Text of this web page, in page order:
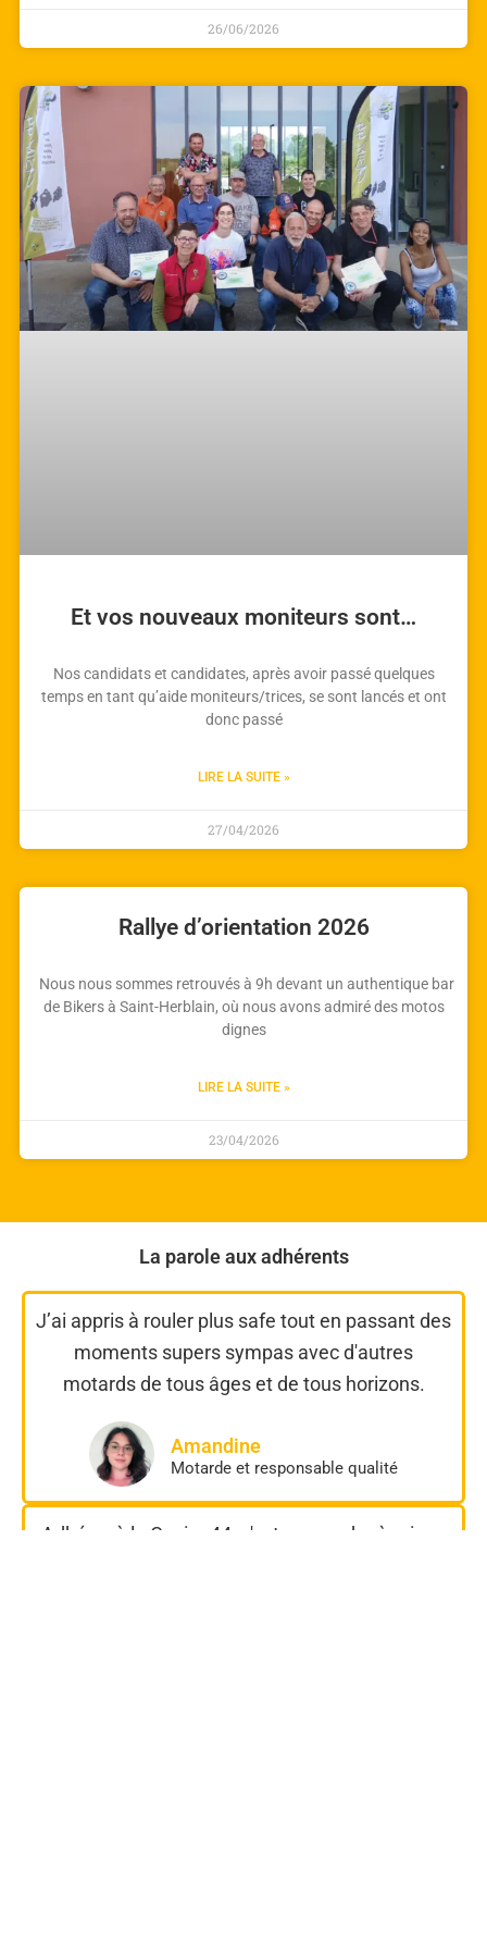
26/06/2026
Et vos nouveaux moniteurs sont…
Nos candidats et candidates, après avoir passé quelques
temps en tant qu’aide moniteurs/trices, se sont lancés et ont
donc passé
LIRE LA SUITE »
27/04/2026
Rallye d’orientation 2026
Nous nous sommes retrouvés à 9h devant un authentique bar
de Bikers à Saint-Herblain, où nous avons admiré des motos
dignes
LIRE LA SUITE »
23/04/2026
La parole aux adhérents
J’ai appris à rouler plus safe tout en passant des
moments supers sympas avec d'autres
motards de tous âges et de tous horizons.
Amandine
Motarde et responsable qualité
Adhérer à la Casim 44, c'est apprendre à mieux